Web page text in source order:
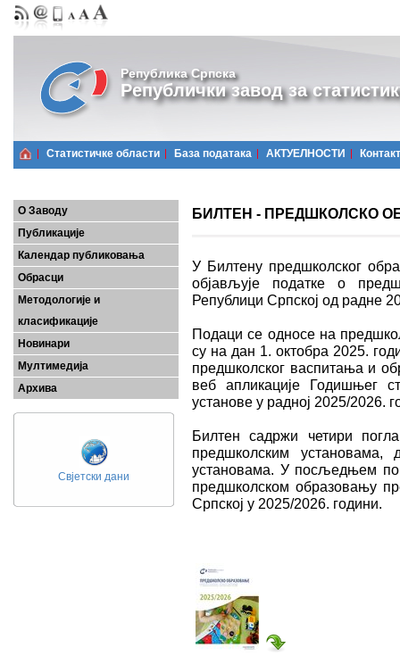
Република Српска
Републички завод за
Статистичке области Базa података АКТУЕЛНОСТИ Контакт
О Заводу
Публикације
Календар публиковања
Обрасци
Методологије и
класификације
Новинари
Мултимедија
Архива
Свјетски дани
БИЛТЕН - ПРЕДШКОЛСКО
У Билтену предшколског
објављује податке о
Републици Српској од радне
Подаци се односе на
су на дан 1. октобра 2025.
предшколског васпитања и
веб апликације Годишњег
установе у радној 2025/2026.
Билтен садржи четири
предшколским установама,
установама. У посљедњем
предшколском образовању
Српској у 2025/2026. години.